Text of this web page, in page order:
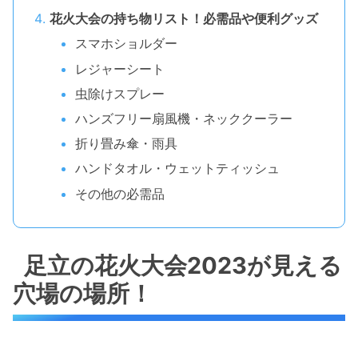
花火大会の持ち物リスト！必需品や便利グッズ
スマホショルダー
レジャーシート
虫除けスプレー
ハンズフリー扇風機・ネッククーラー
折り畳み傘・雨具
ハンドタオル・ウェットティッシュ
その他の必需品
足立の花火大会2023が見える
穴場の場所！